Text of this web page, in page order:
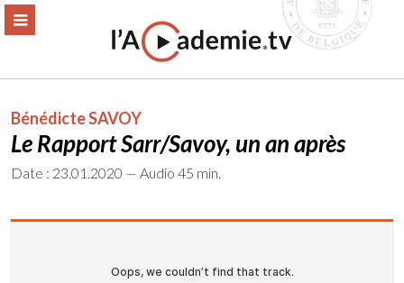
Aller
MENU
Bénédicte SAVOY
Le Rapport Sarr/Savoy, un an après
Date : 23.01.2020 — Audio 45 min.